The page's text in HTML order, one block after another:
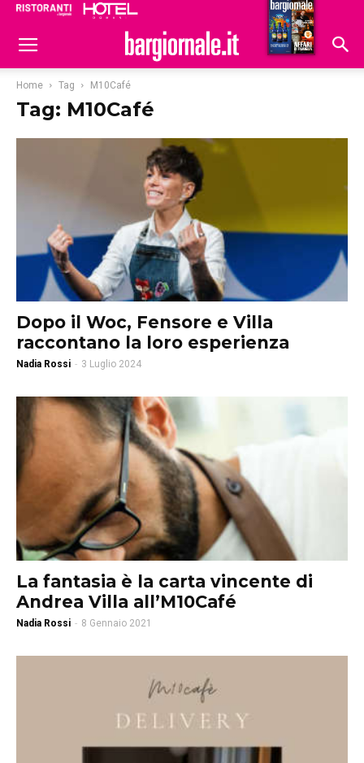
Hoteldomani
Home Tag M10Café
Tag: M10Café
Dopo il Woc, Fensore e Villa
raccontano la loro esperienza
Nadia Rossi - 3 Luglio 2024
La fantasia è la carta vincente di
Andrea Villa all’M10Café
Nadia Rossi - 8 Gennaio 2021